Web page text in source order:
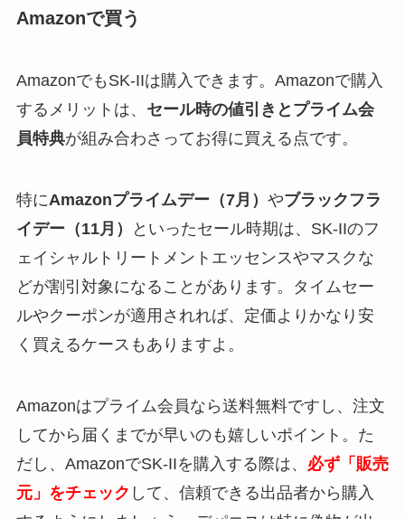
Amazonで買う
AmazonでもSK-IIは購入できます。Amazonで購入
するメリットは、 セール時の値引きとプライム会
員特典が組み合わさってお得に買える点です。
特にAmazonプライムデー（7月） やブラックフラ
イデー（11月）
といったセール時期は、SK-IIのフ
ェイシャルトリートメントエッセンスやマスクな
どが割引対象になることがあります。タイムセー
ルやクーポンが適用されれば、定価よりかなり安
く買えるケースもありますよ。
Amazonはプライム会員なら送料無料ですし、注文
してから届くまでが早いのも嬉しいポイント。た
だし、AmazonでSK-IIを購入する際は、 必ず「販売
元」をチェック して、信頼できる出品者から購入